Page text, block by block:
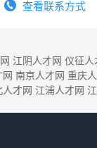
查看联系方式
江阴人才网 仪征人
南京人才网 重庆
人才网 江浦人才网